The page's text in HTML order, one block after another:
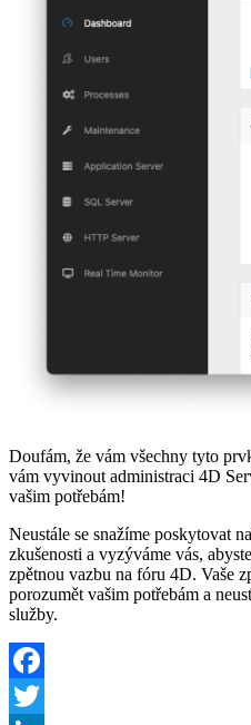
Doufám, že vám všechny tyto
vám vyvinout administraci 4D
vašim potřebám!
Neustále se snažíme poskytovat
zkušenosti a vyzýváme vás,
zpětnou vazbu na fóru 4D. Vaše
porozumět vašim potřebám a
služby.
Facebook